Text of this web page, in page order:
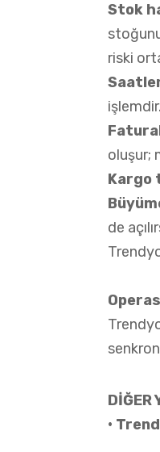
Stok
riski
oluşur;
Kargo
de
DİĞER
•